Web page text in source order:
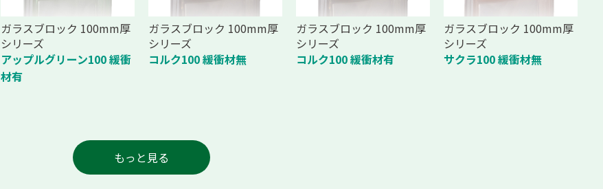
ガラスブロック 100mm厚
シリーズ
アップルグリーン100 緩衝
材有
ガラスブロック 100mm厚
シリーズ
コルク100 緩衝材無
ガラスブロック 100mm厚
シリーズ
コルク100 緩衝材有
ガラスブロック 100mm厚
シリーズ
サクラ100 緩衝材無
もっと見る